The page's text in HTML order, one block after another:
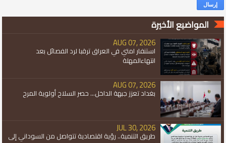
المواضيع الأخيرة
AUG 07, 2026
استنفار امتي في العراق ترقبا لرد الفصائل بعد
انتهاءالمهلة
AUG 07, 2026
بغداد تعزز جبهة الداخل... حصر السلاح أولوية المرح
JUL 30, 2026
طريق التنمية.. رؤية اقتصادية تتواصل من السوداني إلى